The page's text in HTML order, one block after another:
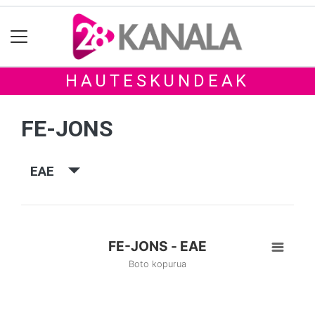
HAUTESKUNDEAK
FE-JONS
EAE
FE-JONS - EAE
Boto kopurua